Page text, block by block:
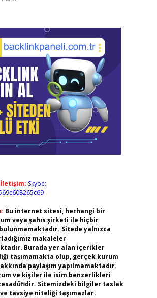
Skype:
Bu internet sitesi, herhangi bir
veya şahıs şirketi ile hiçbir
Sitede yalnızca
makaleler
Burada yer alan içerikler
taşımamakta olup, gerçek kurum
paylaşım yapılmamaktadır.
ve kişiler ile isim benzerlikleri
Sitemizdeki bilgiler taslak
tavsiye niteliği taşımazlar.